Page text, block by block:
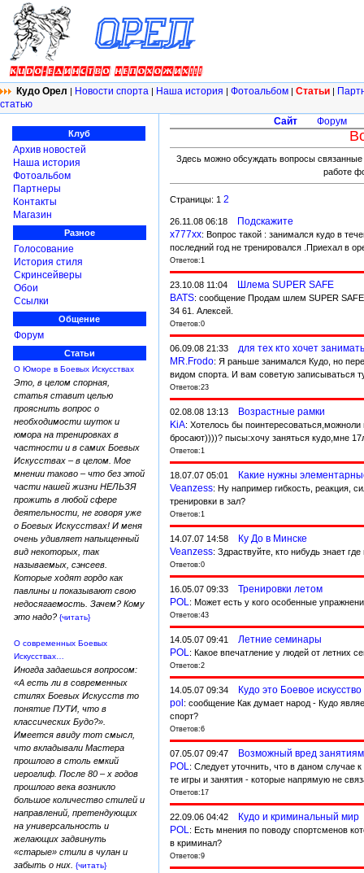
Кудо Орел | Новости спорта | Наша история | Фотоальбом | Статьи |
статью
Клуб
Архив новостей
Наша история
Фотоальбом
Партнеры
Контакты
Магазин
Разное
Голосование
История стиля
Скринсейверы
Обои
Ссылки
Общение
Форум
Статьи
О Юморе в Боевых Искусствах
Это, в целом спорная,
статья ставит целью
прояснить вопрос о
необходимости шуток и
юмора на тренировках в
частности и в самих Боевых
Искусствах – в целом. Мое
мнении таково – что без этой
части нашей жизни НЕЛЬЗЯ
прожить в любой сфере
деятельности, не говоря уже
о Боевых Искусствах! И меня
очень удивляет напыщенный
вид некоторых, так
называемых, сэнсеев.
Которые ходят гордо как
павлины и показывают свою
недосягаемость. Зачем? Кому
это надо? {читать}
О современных Боевых
Искусствах…
Иногда задаешься вопросом:
«А есть ли в современных
стилях Боевых Искусств то
понятие ПУТИ, что в
классических Будо?».
Имеется ввиду тот смысл,
что вкладывали Мастера
прошлого в столь емкий
иероглиф. После 80 – х годов
прошлого века возникло
большое количество стилей и
направлений, претендующих
на универсальность и
желающих задвинуть
«старые» стили в чулан и
забыть о них. {читать}
Сайт Форум
Здесь можно обсуждать вопросы
работе
Страницы: 12
26.11.08 06:18 Подскажите
x777xx: Вопрос такой : занимался кудо в
последний год не тренировался .Приехал в
Ответов:1
23.10.08 11:04 Шлема SUPER SAFE
BATS: сообщение Продам шлем SUPER
34 61. Алексей.
Ответов:0
06.09.08 21:33 для тех кто хочет
MR.Frodo: Я раньше занимался Кудо, но
видом спорта. И вам советую записываться
Ответов:23
02.08.08 13:13 Возрастные рамки
KiA: Хотелось бы
бросают))))? пысы:хочу заняться кудо,мне
Ответов:1
18.07.07 05:01 Какие нужны
Veanzess: Ну например гибкость, реакция,
тренировки в зал?
Ответов:1
14.07.07 14:58 Ку До в Минске
Veanzess: Здраствуйте, кто нибудь знает
Ответов:0
16.05.07 09:33Тренировки летом
POL : Может есть у кого особенные
Ответов:43
14.05.07 09:41 Летние семинары
POL : Какое впечатление у людей от летних
Ответов:2
14.05.07 09:34 Кудо это Боевое
pol: сообщение Как думает народ - Кудо
спорт?
Ответов:6
07.05.07 09:47 Возможный вред
POL : Следует уточнить, что в даном случае
те игры и занятия - которые напрямую не
Ответов:17
22.09.06 04:42 Кудо и криминальный мир
POL : Есть мнения по поводу спортсменов
в криминал?
Ответов:9